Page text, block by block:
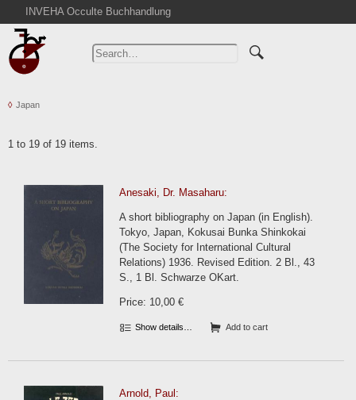
INVEHA Occulte Buchhandlung
Home
Advanced Search
Cart
Contact
Withdrawal
Privacy Policy
Japan
1 to 19 of 19 items.
Anesaki, Dr. Masaharu:
A short bibliography on Japan (in English).
Tokyo, Japan, Kokusai Bunka Shinkokai
(The Society for International Cultural
Relations) 1936. Revised Edition. 2 Bl., 43
S., 1 Bl. Schwarze OKart.
Price: 10,00 €
Show details… Add to cart
Arnold, Paul: